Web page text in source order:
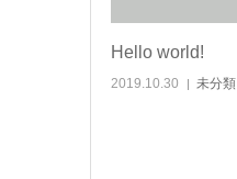
Hello world!
2019.10.30 未分類